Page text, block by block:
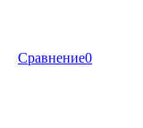
Сравнение0